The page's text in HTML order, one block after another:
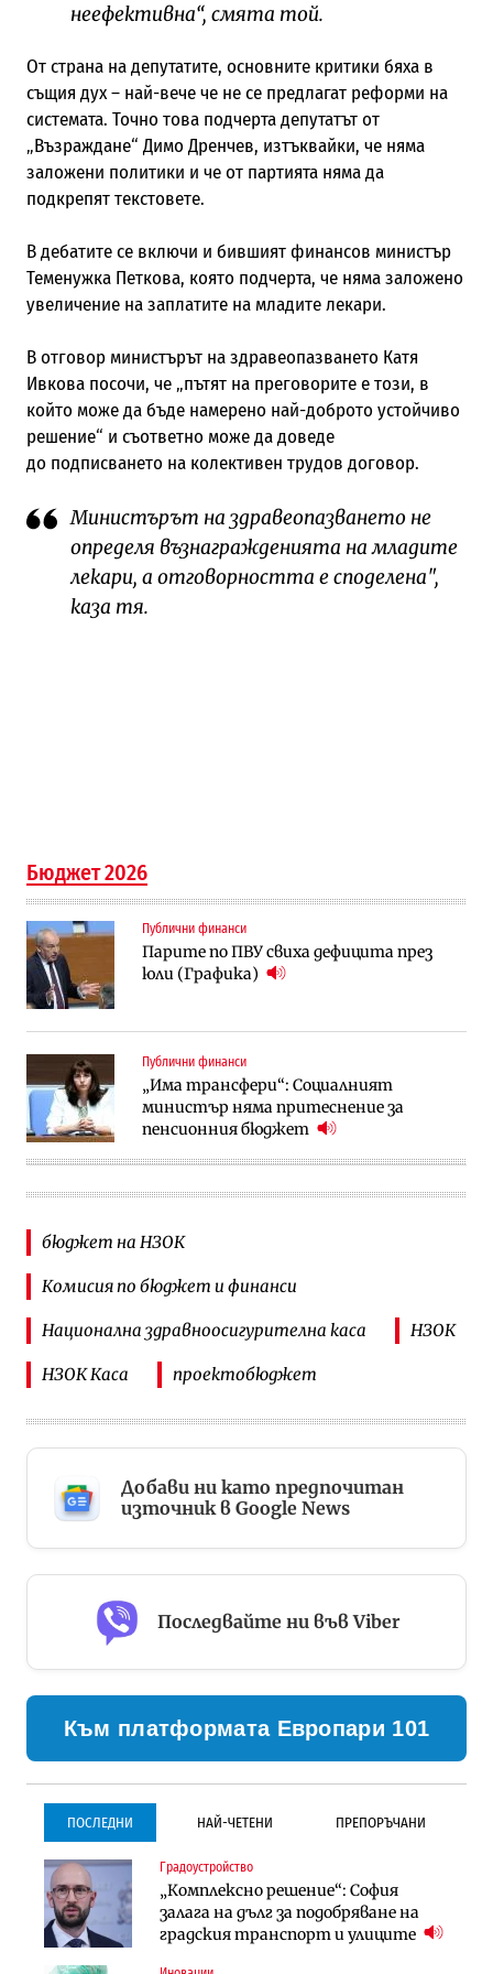
Бюджет 2026
Публични финанси
Парите по ПВУ свиха дефицита през
юли (Графика)
Публични финанси
„Има трансфери“: Социалният
министър няма притеснение за
пенсионния бюджет
неефективна“, смята той.
От страна на депутатите, основните критики бяха в
същия дух – най-вече че не се предлагат реформи на
системата. Точно това подчерта депутатът от
„Възраждане“ Димо Дренчев, изтъквайки, че няма
заложени политики и че от партията няма да
подкрепят текстовете.
В дебатите се включи и бившият финансов министър
Теменужка Петкова, която подчерта, че няма заложено
увеличение на заплатите на младите лекари.
В отговор министърът на здравеопазването Катя
Ивкова посочи, че „пътят на преговорите е този, в
който може да бъде намерено най-доброто устойчиво
решение“ и съответно може да доведе
до подписването на колективен трудов договор.
Министърът на здравеопазването не
определя възнагражденията на младите
лекари, а отговорността е споделена",
каза тя.
бюджет на НЗОК
Комисия по бюджет и финанси
Национална здравноосигурителна каса НЗОК
НЗОК Каса проектобюджет
Добави ни като предпочитан
източник в Google News
Последвайте ни във Viber
Към платформата Европари 101
ПОСЛЕДНИ НАЙ-ЧЕТЕНИ ПРЕПОРЪЧАНИ
Градоустройство
„Комплексно решение“: София
залага на дълг за подобряване на
градския транспорт и улиците
Градоустройство
Столична община избра
изпълнител за преместването на
трамвайното трасе по бул.
Инфраструктура
Проектирането на тунела под
Петрохан ще върви паралелно с
екологичните оценки